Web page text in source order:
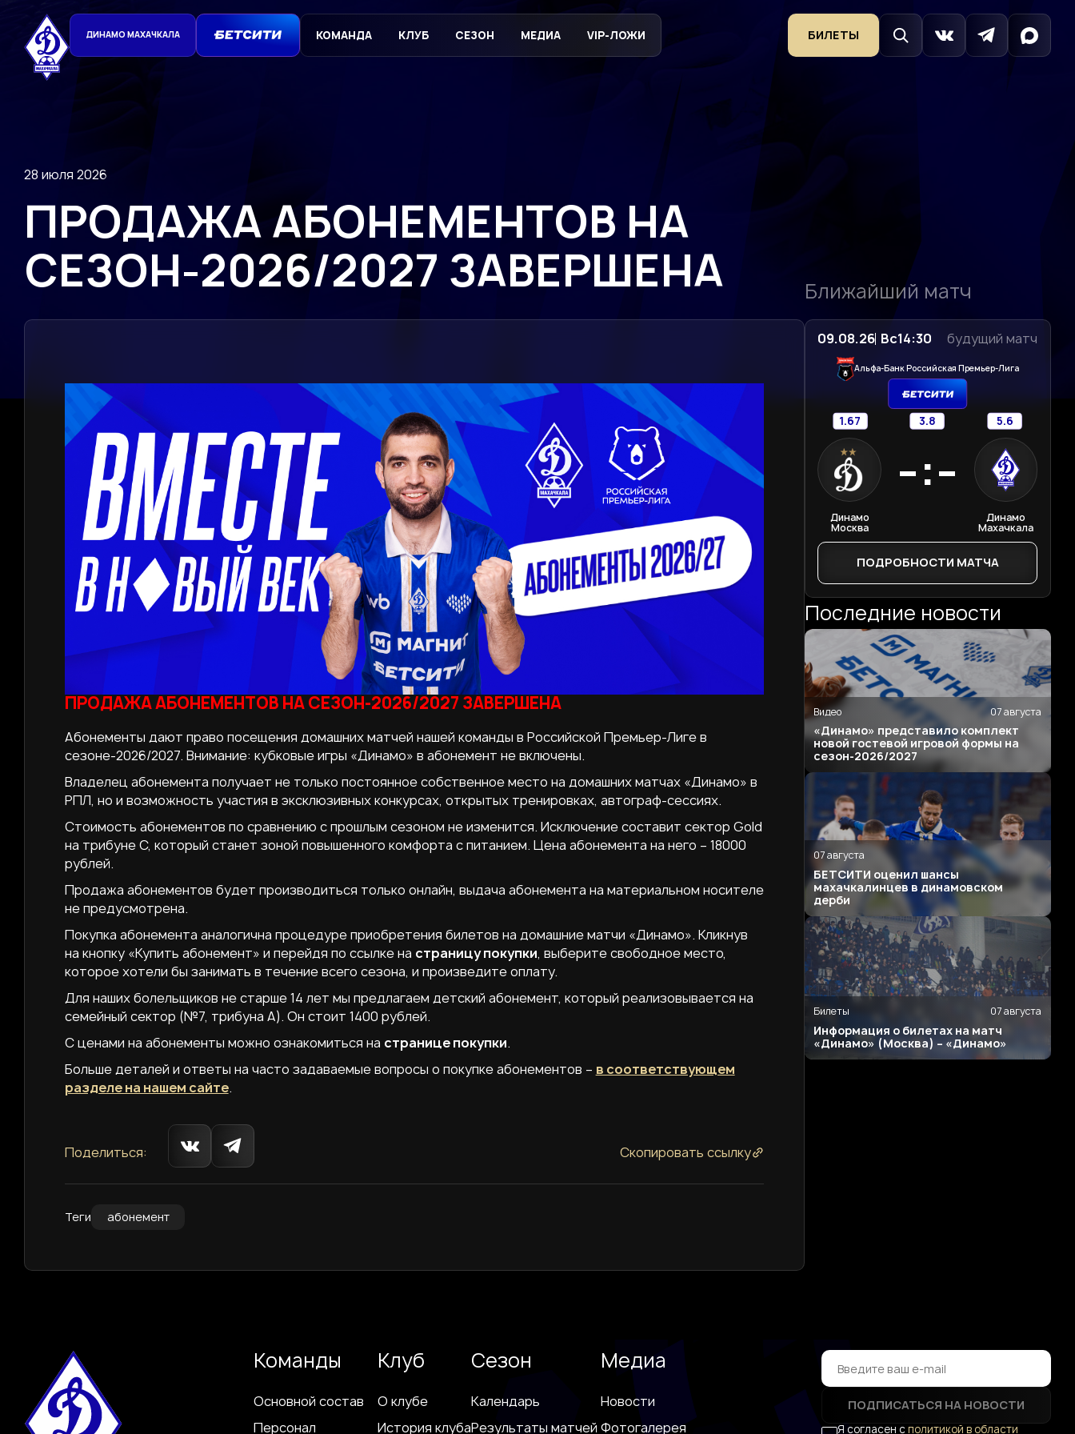
ДИНАМО МАХАЧКАЛА КОМАНДА КЛУБ СЕЗОН МЕДИА VIP-ЛОЖИ БИЛЕТЫ
28 июля 2026
ПРОДАЖА АБОНЕМЕНТОВ НА
СЕЗОН-2026/2027 ЗАВЕРШЕНА
ПРОДАЖА АБОНЕМЕНТОВ НА СЕЗОН-2026/2027 ЗАВЕРШЕНА
Абонементы дают право посещения домашних матчей нашей команды в Российской Премьер-Лиге в
сезоне-2026/2027. Внимание: кубковые игры «Динамо» в абонемент не включены.
Владелец абонемента получает не только постоянное собственное место на домашних матчах «Динамо» в
РПЛ, но и возможность участия в эксклюзивных конкурсах, открытых тренировках, автограф-сессиях.
Стоимость абонементов по сравнению с прошлым сезоном не изменится. Исключение составит сектор Gold
на трибуне С, который станет зоной повышенного комфорта с питанием. Цена абонемента на него – 18000
рублей.
Продажа абонементов будет производиться только онлайн, выдача абонемента на материальном носителе
не предусмотрена.
Покупка абонемента аналогична процедуре приобретения билетов на домашние матчи «Динамо». Кликнув
на кнопку «Купить абонемент» и перейдя по ссылке на страницу покупки, выберите свободное место,
которое хотели бы занимать в течение всего сезона, и произведите оплату.
Для наших болельщиков не старше 14 лет мы предлагаем детский абонемент, который реализовывается на
семейный сектор (№7, трибуна А). Он стоит 1400 рублей.
С ценами на абонементы можно ознакомиться на странице покупки.
Больше деталей и ответы на часто задаваемые вопросы о покупке абонементов – в соответствующем
разделе на нашем сайте.
Поделиться: Скопировать ссылку
Теги абонемент
Ближайший матч
09.08.26 Вс14:30 будущий матч
Альфа-Банк Российская Премьер-Лига
1.67 3.8 5.6
Динамо
Москва
-:-
Динамо
Махачкала
ПОДРОБНОСТИ МАТЧА
Последние новости
Видео 07 августа
«Динамо» представило комплект
новой гостевой игровой формы на
сезон-2026/2027
07 августа
БЕТСИТИ оценил шансы
махачкалинцев в динамовском
дерби
Билеты 07 августа
Информация о билетах на матч
«Динамо» (Москва) – «Динамо»
Команды
Основной состав
Персонал
Клуб
О клубе
История клуба
Сезон
Календарь
Результаты матчей
Медиа
Новости
Фотогалерея
ПОДПИСАТЬСЯ НА НОВОСТИ
Я согласен сполитикой в области